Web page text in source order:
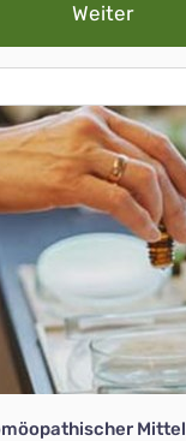
Weiter
Mittel